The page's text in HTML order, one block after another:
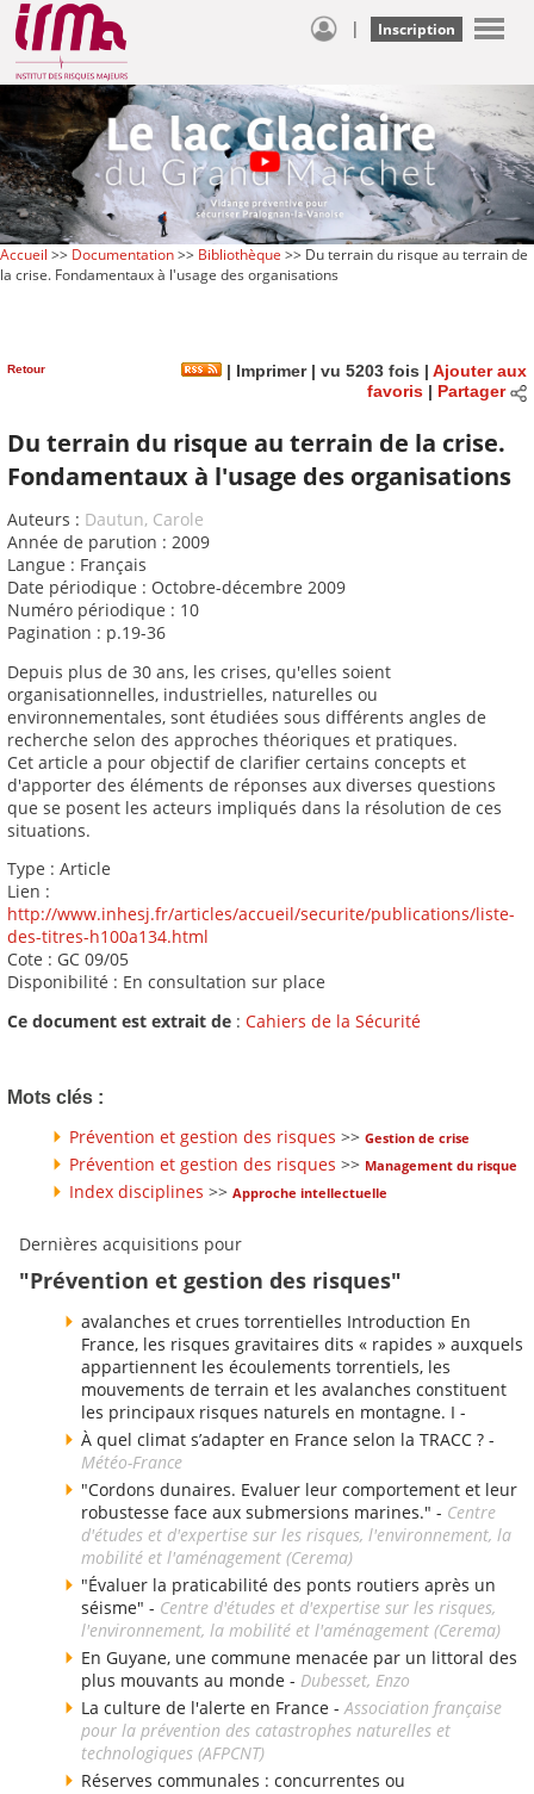
| Inscription
Accueil >> Documentation>> Bibliothèque >> Du terrain du risque au terrain de
la crise. Fondamentaux à l'usage des organisations
Retour | Imprimer| vu 5203 fois | Ajouter aux
favoris| Partager
Du terrain du risque au terrain de la crise.
Fondamentaux à l'usage des organisations
Auteurs : Dautun, Carole
Année de parution : 2009
Langue : Français
Date périodique : Octobre-décembre 2009
Numéro périodique : 10
Pagination : p.19-36
Depuis plus de 30 ans, les crises, qu'elles soient
organisationnelles, industrielles, naturelles ou
environnementales, sont étudiées sous différents angles de
recherche selon des approches théoriques et pratiques.
Cet article a pour objectif de clarifier certains concepts et
d'apporter des éléments de réponses aux diverses questions
que se posent les acteurs impliqués dans la résolution de ces
situations.
Type : Article
Lien :
http://www.inhesj.fr/articles/accueil/securite/publications/liste-
des-titres-h100a134.html
Cote : GC 09/05
Disponibilité : En consultation sur place
Ce document est extrait de : Cahiers de la Sécurité
Mots clés :
Prévention et gestion des risques >> Gestion de crise
Prévention et gestion des risques >> Management du risque
Index disciplines >> Approche intellectuelle
Dernières acquisitions pour
"Prévention et gestion des risques"
avalanches et crues torrentielles Introduction En
France, les risques gravitaires dits « rapides » auxquels
appartiennent les écoulements torrentiels, les
mouvements de terrain et les avalanches constituent
les principaux risques naturels en montagne. I -
À quel climat s’adapter en France selon la TRACC ? -
Météo-France
"Cordons dunaires. Evaluer leur comportement et leur
robustesse face aux submersions marines." - Centre
d'études et d'expertise sur les risques, l'environnement, la
mobilité et l'aménagement (Cerema)
"Évaluer la praticabilité des ponts routiers après un
séisme" - Centre d'études et d'expertise sur les risques,
l'environnement, la mobilité et l'aménagement (Cerema)
En Guyane, une commune menacée par un littoral des
plus mouvants au monde - Dubesset, Enzo
La culture de l'alerte en France -Association française
pour la prévention des catastrophes naturelles et
technologiques (AFPCNT)
Réserves communales : concurrentes ou